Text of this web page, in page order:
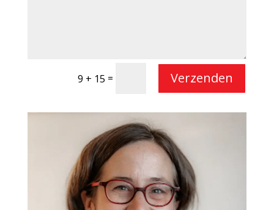
9 + 15 = Verzenden